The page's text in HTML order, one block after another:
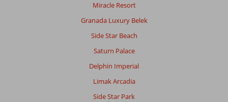
Miracle Resort
Granada Luxury Belek
Side Star Beach
Saturn Palace
Delphin Imperial
Limak Arcadia
Side Star Park